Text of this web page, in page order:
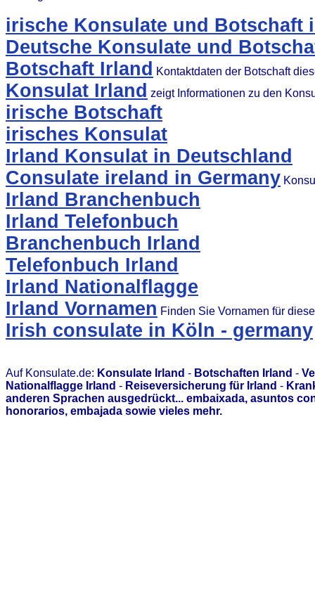
irische Konsulate und Botschaft
Deutsche Konsulate und
Botschaft Irland
Kontaktdaten der Botschaft
Konsulat Irland zeigt Informationen zu den
irische Botschaft
irisches Konsulat
Irland Konsulat in Deutschland
Consulate ireland in Germany
Irland Branchenbuch
Irland Telefonbuch
Branchenbuch Irland
Telefonbuch Irland
Irland Nationalflagge
Irland Vornamen Finden Sie Vornamen für
Irish consulate in Köln - germany
Auf Konsulate.de: Konsulate Irland - Botschaften Irland -
Nationalflagge Irland - Reiseversicherung für Irland -
anderen Sprachen ausgedrückt... embaixada, asuntos
honorarios, embajada sowie vieles mehr.